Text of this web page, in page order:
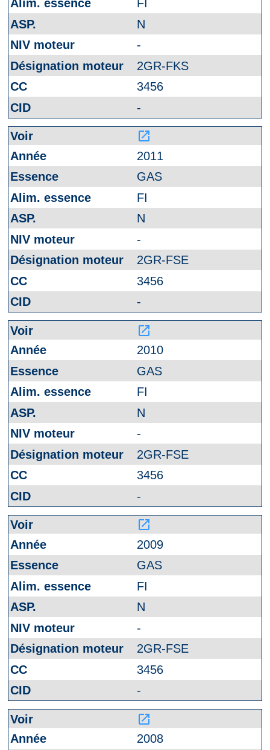
FI
N
-
2GR-FKS
3456
-
launch
2011
GAS
FI
N
-
2GR-FSE
3456
-
launch
2010
GAS
FI
N
-
2GR-FSE
3456
-
launch
2009
GAS
FI
N
-
2GR-FSE
3456
-
launch
2008